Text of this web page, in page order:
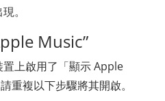
。
Music”
上啟用了「顯示 Apple
重複以下步驟將其開啟。